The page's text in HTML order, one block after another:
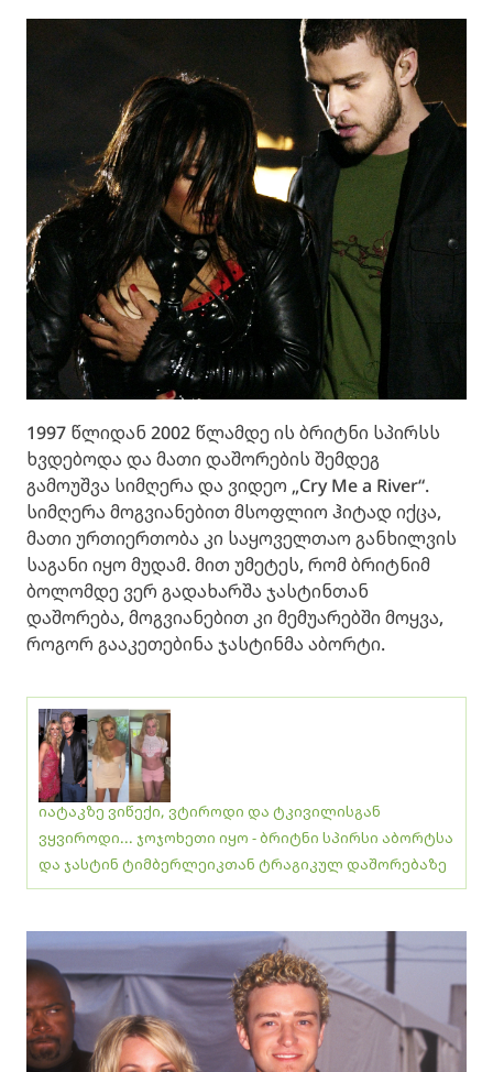
1997 წლიდან 2002 წლამდე ის ბრიტნი სპირსს
ხვდებოდა და მათი დაშორების შემდეგ
გამოუშვა სიმღერა და ვიდეო „Cry Me a River“.
სიმღერა მოგვიანებით მსოფლიო ჰიტად იქცა,
მათი ურთიერთობა კი საყოველთაო განხილვის
საგანი იყო მუდამ. მით უმეტეს, რომ ბრიტნიმ
ბოლომდე ვერ გადახარშა ჯასტინთან
დაშორება, მოგვიანებით კი მემუარებში მოყვა,
როგორ გააკეთებინა ჯასტინმა აბორტი.
იატაკზე ვიწექი, ვტიროდი და ტკივილისგან
ვყვიროდი... ჯოჯოხეთი იყო - ბრიტნი სპირსი აბორტსა
და ჯასტინ ტიმბერლეიკთან ტრაგიკულ დაშორებაზე